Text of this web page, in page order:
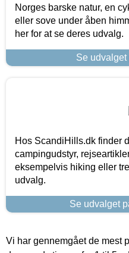
Norges barske natur, en
eller sove under åben
her for at se deres udvalg.
Se udvalget
Hos ScandiHills.dk finder
campingudstyr,
eksempelvis hiking eller
udvalg.
Se udvalget
Vi har gennemgået de mest